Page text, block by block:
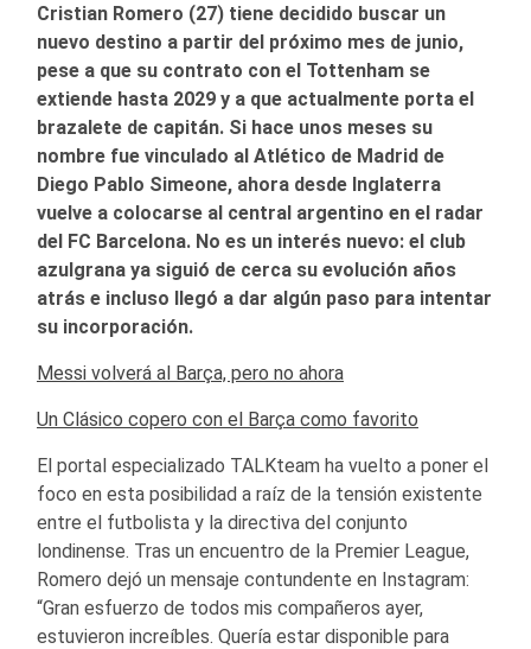
Cristian Romero (27) tiene decidido buscar un
nuevo destino a partir del próximo mes de junio,
pese a que su contrato con el Tottenham se
extiende hasta 2029 y a que actualmente porta el
brazalete de capitán. Si hace unos meses su
nombre fue vinculado al Atlético de Madrid de
Diego Pablo Simeone, ahora desde Inglaterra
vuelve a colocarse al central argentino en el radar
del FC Barcelona. No es un interés nuevo: el club
azulgrana ya siguió de cerca su evolución años
atrás e incluso llegó a dar algún paso para intentar
su incorporación.
Messi volverá al Barça, pero no ahora
Un Clásico copero con el Barça como favorito
El portal especializado TALKteam ha vuelto a poner el
foco en esta posibilidad a raíz de la tensión existente
entre el futbolista y la directiva del conjunto
londinense. Tras un encuentro de la Premier League,
Romero dejó un mensaje contundente en Instagram:
“Gran esfuerzo de todos mis compañeros ayer,
estuvieron increíbles. Quería estar disponible para